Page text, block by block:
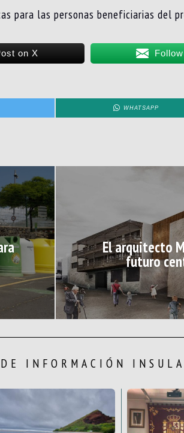
para las personas beneficiarias del
on X
WHATSAPP
El arquitecto
futuro
INFORMACIÓN